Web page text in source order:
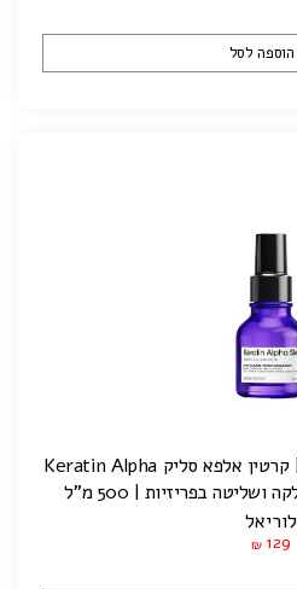
הוספה לסל
LOREAL SERIE EXPERT | קרטין אלפא סליק Keratin Alpha
לוריאל
₪ 129